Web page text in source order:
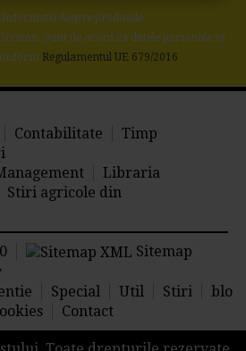
informatii despre produsele
Sunt de acord ca datele personale sa
Regulamentul UE 679/2016
Contabilitate
Timp
Libraria
Stiri agricole din
Sitemap
Special Util Stiri
blo
Contact